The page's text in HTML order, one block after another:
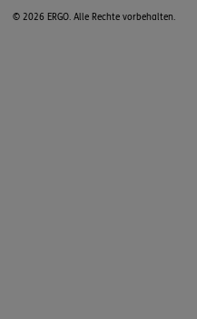
© 2026 ERGO. Alle Rechte vorbehalten.